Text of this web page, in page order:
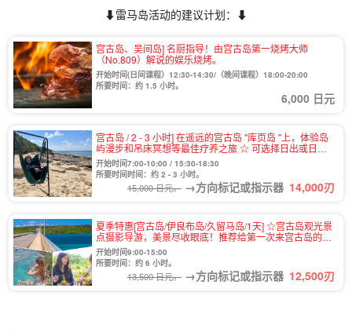
⬇︎雷马岛活动的建议计划：⬇︎
宫古岛、吴间岛] 名厨指导！由宫古岛第一烧烤大师
（No.809）解说的娱乐烧烤。
开始时间(日间课程）12:30-14:30/（晚间课程）18:00-20:00
所要时间：约 1.5 小时。
6,000 日元
宫古岛 / 2 - 3 小时] 在遥远的宫古岛 "库页岛 "上，体验岛
屿漫步和吊床冥想等最佳疗养之旅 ☆ 可选择日出或日落
时间（No.881）
开始时间7:00-10:00 / 15:30-18:30
所要时间时间：约 2 - 3 小时。
15,000 日元。 →方向标记或指示器 14,000刃
夏季特惠[宫古岛/伊良布岛/久留马岛/1天] ☆宫古岛观光景
点摄影导游，美景尽收眼底！推荐给第一次来宫古岛的游
客和女性游客《免费接送和照片数据》（891号）。
开始时间9:00-15:00
所要时间：约 6 小时。
13,500 日元。 →方向标记或指示器 12,500刃